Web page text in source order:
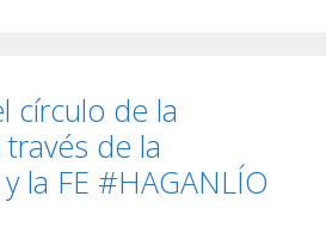
círculo de la
través de la
la FE #HAGANLÍO